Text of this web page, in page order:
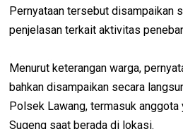
Pernyataan tersebut disampaikan
penjelasan terkait aktivitas
Menurut keterangan warga,
bahkan disampaikan secara
Polsek Lawang, termasuk
Sugeng saat berada di lokasi.